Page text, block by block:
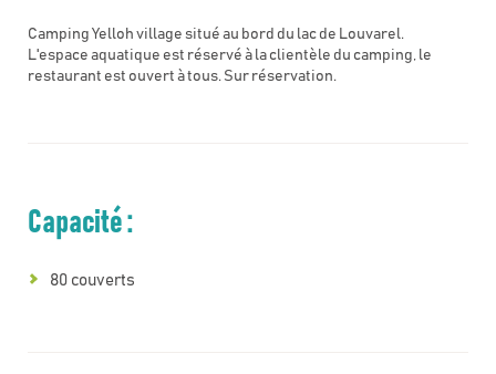
Camping Yelloh village situé au bord du lac de Louvarel.
L'espace aquatique est réservé à la clientèle du camping, le
restaurant est ouvert à tous. Sur réservation.
Capacité :
80 couverts